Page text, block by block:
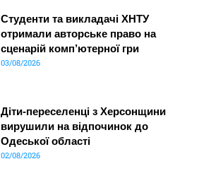
Студенти та викладачі ХНТУ
отримали авторське право на
сценарій комп’ютерної гри
03/08/2026
Діти-переселенці з Херсонщини
вирушили на відпочинок до
Одеської області
02/08/2026